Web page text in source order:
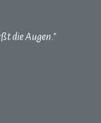
die Augen."